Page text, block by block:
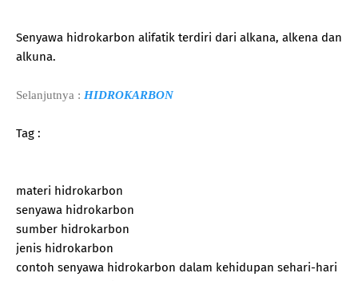
Senyawa hidrokarbon alifatik terdiri dari alkana, alkena dan
alkuna.
Selanjutnya : HIDROKARBON
Tag :
materi hidrokarbon
senyawa hidrokarbon
sumber hidrokarbon
jenis hidrokarbon
contoh senyawa hidrokarbon dalam kehidupan sehari-hari